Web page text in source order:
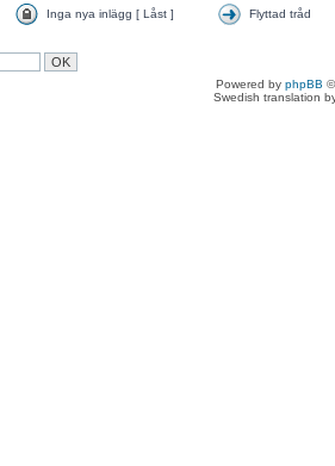
Inga nya inlägg [ Låst ] Flyttad tråd
Powered by phpBB
Swedish translation